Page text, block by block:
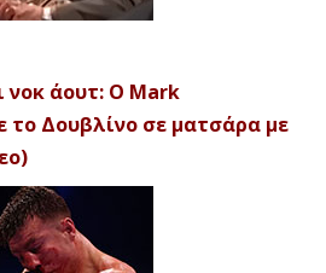
νοκ άουτ: Ο Mark
το Δουβλίνο σε ματσάρα με